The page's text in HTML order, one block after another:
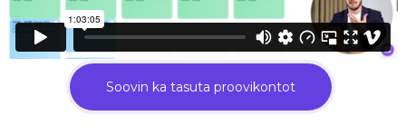
Soovin ka tasuta proovikontot